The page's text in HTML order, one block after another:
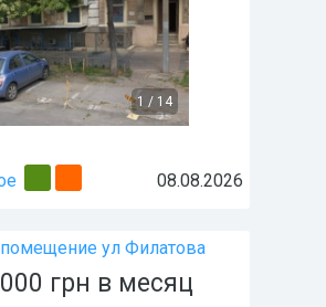
1 / 14
08.08.2026
ул Филатова
грн в месяц